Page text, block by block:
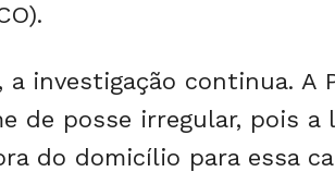
a investigação continua. A
de posse irregular, pois a
do domicílio para essa